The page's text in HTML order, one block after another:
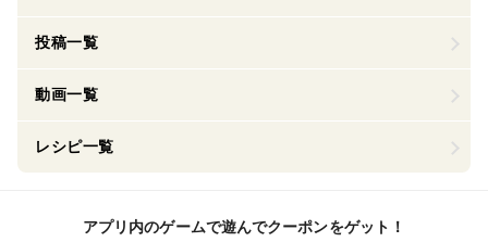
投稿一覧
動画一覧
レシピ一覧
アプリ内のゲームで遊んでクーポンをゲット！